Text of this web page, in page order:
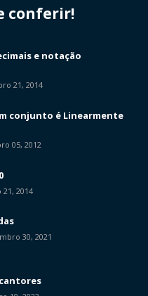
conferir!
e notação
21, 2014
conjunto é Linearmente
05, 2012
2014
30, 2021